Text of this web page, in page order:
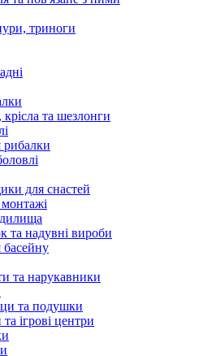
триноги
крісла та шезлонги
рибалки
для снастей
та надувні вироби
басейну
та нарукавники
та подушки
ігрові центри